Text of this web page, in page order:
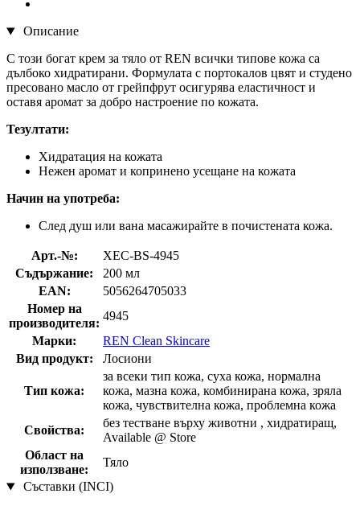
Описание
С този богат крем за тяло от REN всички типове кожа са
дълбоко хидратирани. Формулата с портокалов цвят и студено
пресовано масло от грейпфрут осигурява еластичност и
оставя аромат за добро настроение по кожата.
Тезултати:
Хидратация на кожата
Нежен аромат и копринено усещане на кожата
Начин на употреба:
След душ или вана масажирайте в почистената кожа.
Арт.-№:
XEC-BS-4945
Съдържание:
200 мл
EAN:
5056264705033
Номер на
производителя:
4945
Марки:
REN Clean Skincare
Вид продукт:
Лосиони
Тип кожа:
за всеки тип кожа, суха кожа, нормална
кожа, мазна кожа, комбинирана кожа, зряла
кожа, чувствителна кожа, проблемна кожа
Свойства:
без тестване върху животни , хидратиращ,
Available @ Store
Област на
използване:
Тяло
Съставки (INCI)